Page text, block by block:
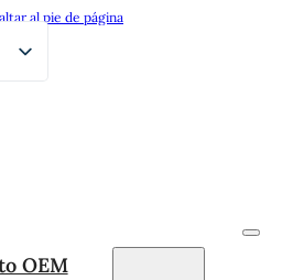
al pie de página
OEM